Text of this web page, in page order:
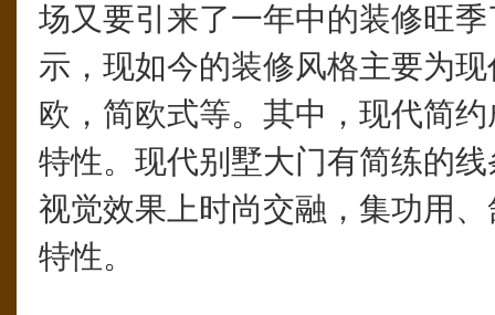
场又要引来了一年中的装修旺
示，现如今的装修风格主要为
欧，简欧式等。其中，现代简
特性。现代别墅大门有简练的
视觉效果上时尚交融，集功用
特性。